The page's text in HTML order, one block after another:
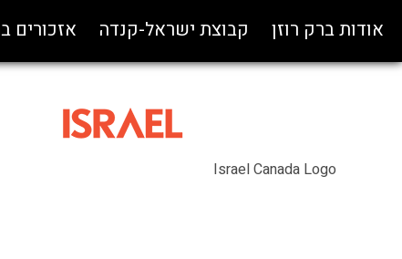
אודות ברק רוזן קבוצת ישראל-קנדה אזכורים
Israel Canada Logo